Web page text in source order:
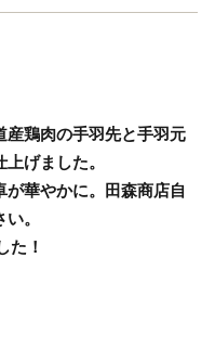
産鶏肉の手羽先と手羽元
げました。
が華やかに。田森商店自
。
た！